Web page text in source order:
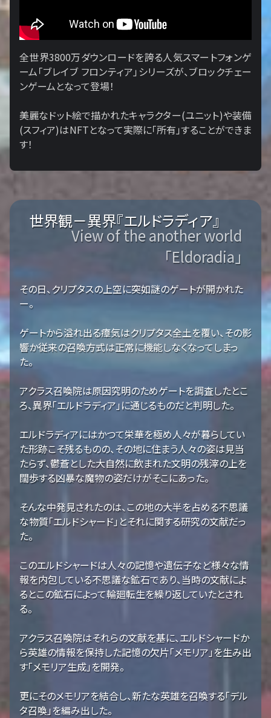
全世界3800万ダウンロードを誇る人気スマートフォンゲ
ーム「ブレイブ フロンティア」シリーズが、ブロックチェー
ンゲームとなって登場！
美麗なドット絵で描かれたキャラクター(ユニット)や装備
(スフィア)はNFTとなって実際に「所有」することができま
す！
世界観－異界『エルドラディア』
View of the another world
「Eldoradia」
その日、クリプタスの上空に突如謎のゲートが開かれた
ー。
ゲートから溢れ出る瘴気はクリプタス全土を覆い、その影
響か従来の召喚方式は正常に機能しなくなってしまっ
た。
アクラス召喚院は原因究明のためゲートを調査したとこ
ろ、異界「エルドラディア」に通じるものだと判明した。
エルドラディアにはかつて栄華を極め人々が暮らしてい
た形跡こそ残るものの、その地に住まう人々の姿は見当
たらず、鬱蒼とした大自然に飲まれた文明の残滓の上を
闊歩する凶暴な魔物の姿だけがそこにあった。
そんな中発見されたのは、この地の大半を占める不思議
な物質「エルドシャード」とそれに関する研究の文献だっ
た。
このエルドシャードは人々の記憶や遺伝子など様々な情
報を内包している不思議な鉱石であり、当時の文献によ
るとこの鉱石によって輪廻転生を繰り返していたとされ
る。
アクラス召喚院はそれらの文献を基に、エルドシャードか
ら英雄の情報を保持した記憶の欠片「メモリア」を生み出
す「メモリア生成」を開発。
更にそのメモリアを結合し、新たな英雄を召喚する「デル
タ召喚」を編み出した。